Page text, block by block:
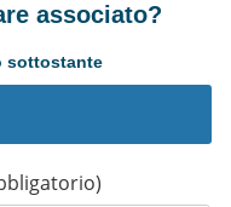
associato?
sottostante